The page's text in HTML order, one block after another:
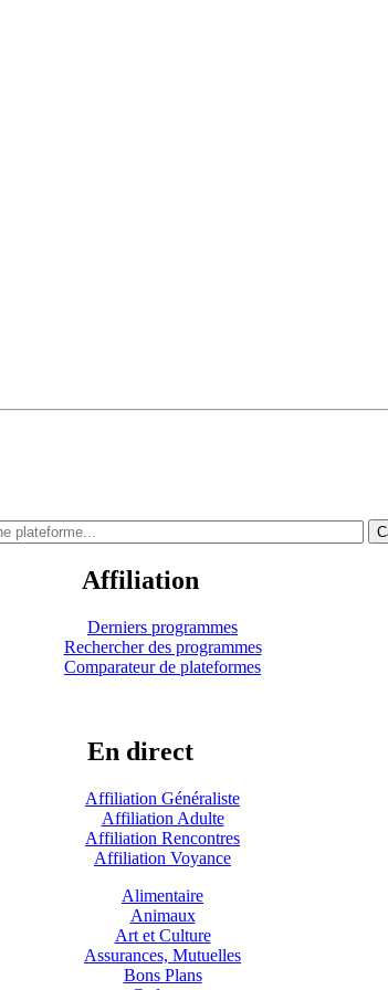
Affiliation
Derniers programmes
Rechercher des programmes
Comparateur de plateformes
En direct
Affiliation Généraliste
Affiliation Adulte
Affiliation Rencontres
Affiliation Voyance
Alimentaire
Animaux
Art et Culture
Assurances, Mutuelles
Bons Plans